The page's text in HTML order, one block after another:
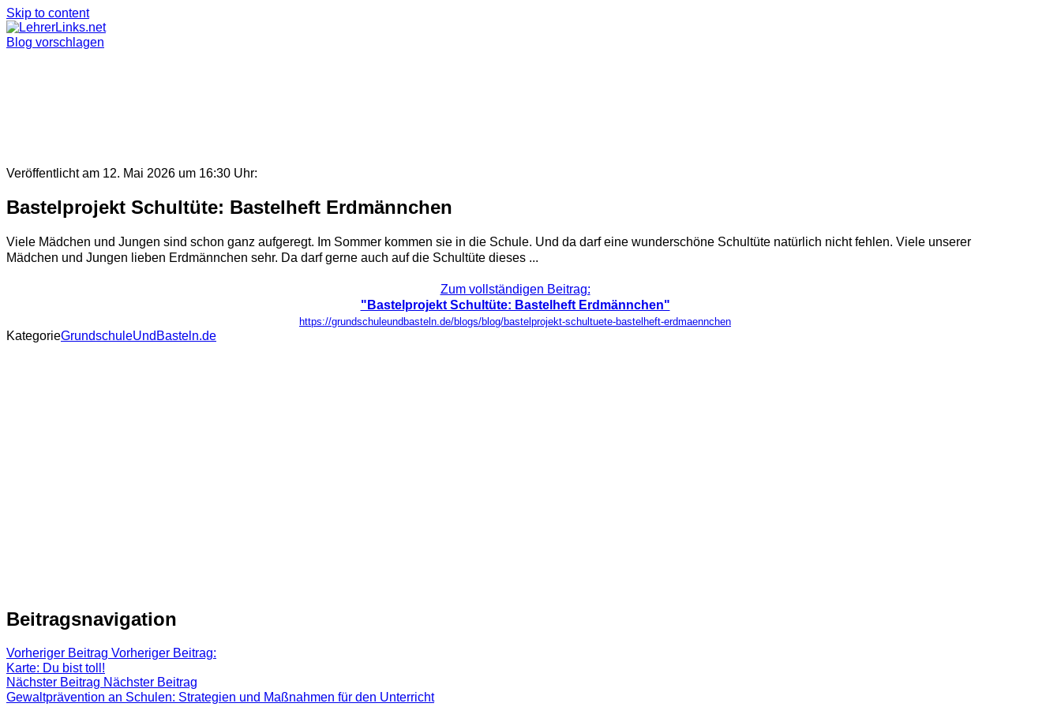
Skip to content
Blog vorschlagen
Veröffentlicht am 12. Mai 2026 um 16:30 Uhr:
Bastelprojekt Schultüte: Bastelheft Erdmännchen
Viele Mädchen und Jungen sind schon ganz aufgeregt. Im Sommer kommen sie in die Schule. Und da darf eine wunderschöne Schultüte natürlich nicht fehlen. Viele unserer
Mädchen und Jungen lieben Erdmännchen sehr. Da darf gerne auch auf die Schultüte dieses ...
Zum vollständigen Beitrag:
"Bastelprojekt Schultüte: Bastelheft Erdmännchen"
https://grundschuleundbasteln.de/blogs/blog/bastelprojekt-schultuete-bastelheft-erdmaennchen
KategorieGrundschuleUndBasteln.de
Beitragsnavigation
Vorheriger Beitrag Vorheriger Beitrag:
Karte: Du bist toll!
Nächster Beitrag Nächster Beitrag
Gewaltprävention an Schulen: Strategien und Maßnahmen für den Unterricht